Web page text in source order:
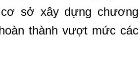
sở xây dựng chương
thành vượt mức các